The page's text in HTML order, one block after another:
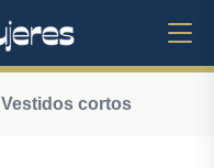
Vestidos cortos